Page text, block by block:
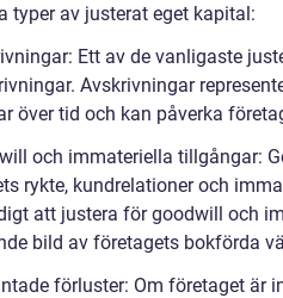
typer av justerat eget kapital:
Ett av de vanligaste
Avskrivningar
över tid och kan påverka
och immateriella tillgångar:
rykte, kundrelationer och
att justera för goodwill och
bild av företagets bokförda
förluster: Om företaget är